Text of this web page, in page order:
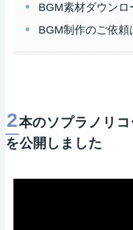
BGM素材ダウンロ
BGM制作のご依頼
2本のソプラノリ
を公開しました